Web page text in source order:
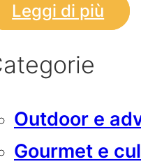
Leggi di più
Outdoor e
Gourmet e